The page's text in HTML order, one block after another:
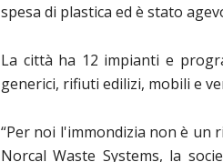
spesa di plastica ed è stato
La città ha 12 impianti e
generici, rifiuti edilizi, mobili e
“Per noi l'immondizia non è un
Norcal Waste Systems, la